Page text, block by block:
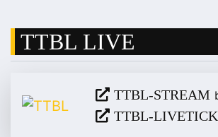
TTBL LIVE
TTBL-STREAM
TTBL-